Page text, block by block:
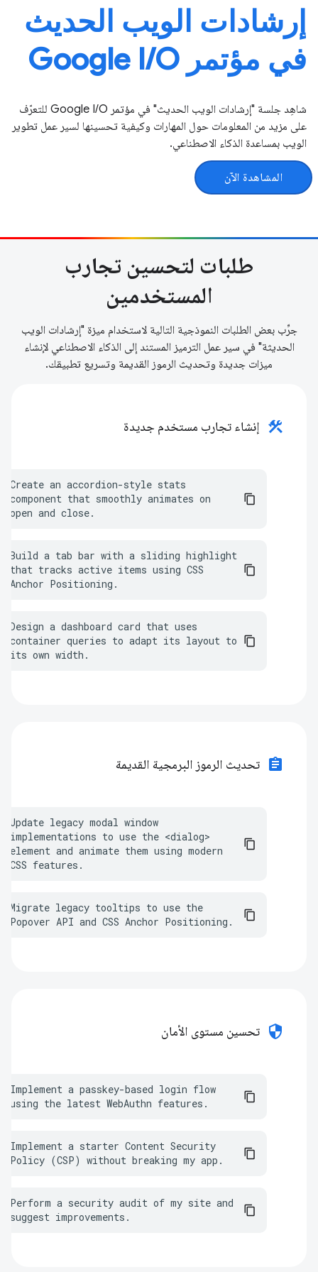
إرشادات الويب الحديث
في مؤتمر Google I / O
شاهِد جلسة "إرشادات الويب الحديث" في مؤتمر Google I / O للتعرّف
على مزيد من المعلومات حول المهارات وكيفية تحسينها لسير عمل تطوير
الويب بمساعدة الذكاء الاصطناعي.
المشاهدة الآن
طلبات لتحسين تجارب
المستخدمين
جرِّب بعض الطلبات النموذجية التالية لاستخدام ميزة "إرشادات الويب
الحديثة" في سير عمل الترميز المستند إلى الذكاء الاصطناعي لإنشاء
ميزات جديدة وتحديث الرموز القديمة وتسريع تطبيقك.
construction إنشاء تجارب مستخدم جديدة
Create an accordion-style stats
component that smoothly animates on
open and close.
Build a tab bar with a sliding highlight
that tracks active items using CSS
Anchor Positioning.
Design a dashboard card that uses
container queries to adapt its layout to
its own width.
assignment تحديث الرموز البرمجية القديمة
Update legacy modal window
implementations to use the <dialog>
element and animate them using modern
CSS features.
Migrate legacy tooltips to use the
Popover API and CSS Anchor Positioning.
security تحسين مستوى الأمان
Implement a passkey-based login flow
using the latest WebAuthn features.
Implement a starter Content Security
Policy (CSP) without breaking my app.
Perform a security audit of my site and
suggest improvements.